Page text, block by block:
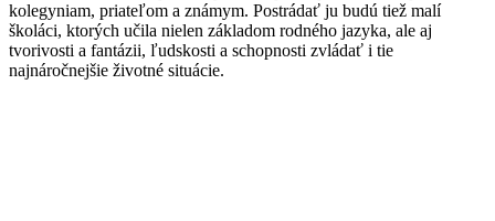
kolegyniam, priateľom a známym. Postrádať ju budú tiež malí
školáci, ktorých učila nielen základom rodného jazyka, ale aj
tvorivosti a fantázii, ľudskosti a schopnosti zvládať i tie
najnáročnejšie životné situácie.